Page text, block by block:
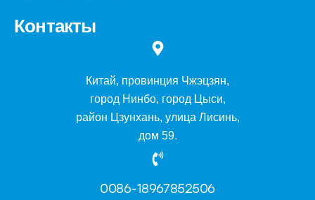
Контакты
Китай, провинция Чжэцзян,
город Нинбо, город Цыси,
район Цзунхань, улица Лисинь,
дом 59.
0086-18967852506